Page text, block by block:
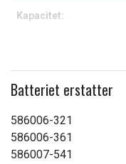
Kapacitet:
Batteriet erstatter
586006-321
586006-361
586007-541